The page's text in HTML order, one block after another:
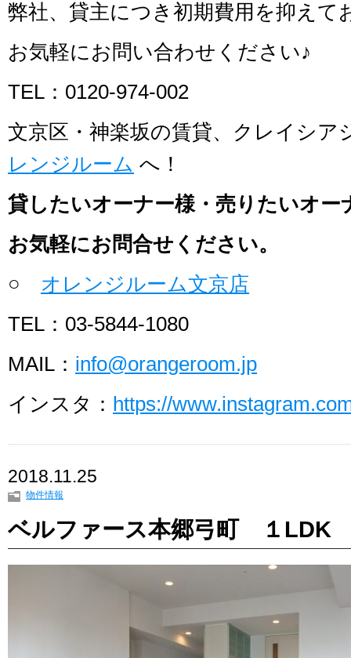
弊社、貸主につき初期費用を抑えて
お気軽にお問い合わせください♪
TEL：0120-974-002
文京区・神楽坂の賃貸、クレイシア
レンジルーム へ！
貸したいオーナー様・売りたいオー
お気軽にお問合せください。
○ オレンジルーム文京店
TEL：03-5844-1080
MAIL： info@orangeroom.jp
インスタ： https://
2018.11.25
物件情報
ベルファース本郷弓町 １LDK